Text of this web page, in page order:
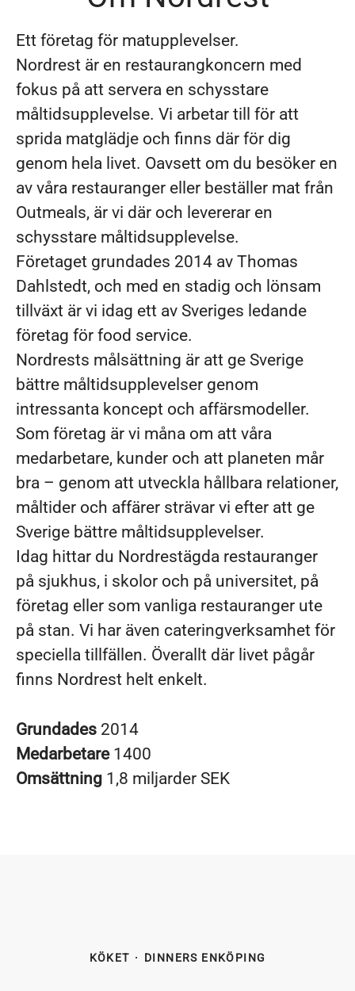
Ett företag för matupplevelser.
Nordrest är en restaurangkoncern med
fokus på att servera en schysstare
måltidsupplevelse. Vi arbetar till för att
sprida matglädje och finns där för dig
genom hela livet. Oavsett om du besöker en
av våra restauranger eller beställer mat från
Outmeals, är vi där och levererar en
schysstare måltidsupplevelse.
Företaget grundades 2014 av Thomas
Dahlstedt, och med en stadig och lönsam
tillväxt är vi idag ett av Sveriges ledande
företag för food service.
Nordrests målsättning är att ge Sverige
bättre måltidsupplevelser genom
intressanta koncept och affärsmodeller.
Som företag är vi måna om att våra
medarbetare, kunder och att planeten mår
bra – genom att utveckla hållbara relationer,
måltider och affärer strävar vi efter att ge
Sverige bättre måltidsupplevelser.
Idag hittar du Nordrestägda restauranger
på sjukhus, i skolor och på universitet, på
företag eller som vanliga restauranger ute
på stan. Vi har även cateringverksamhet för
speciella tillfällen. Överallt där livet pågår
finns Nordrest helt enkelt.
Grundades 2014
Medarbetare 1400
Omsättning 1,8 miljarder SEK
KÖKET · DINNERS ENKÖPING